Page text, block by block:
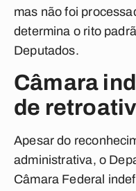
mas não foi
determina o rito
Deputados.
Câmara
de
Apesar do
administrativa, o
Câmara Federal